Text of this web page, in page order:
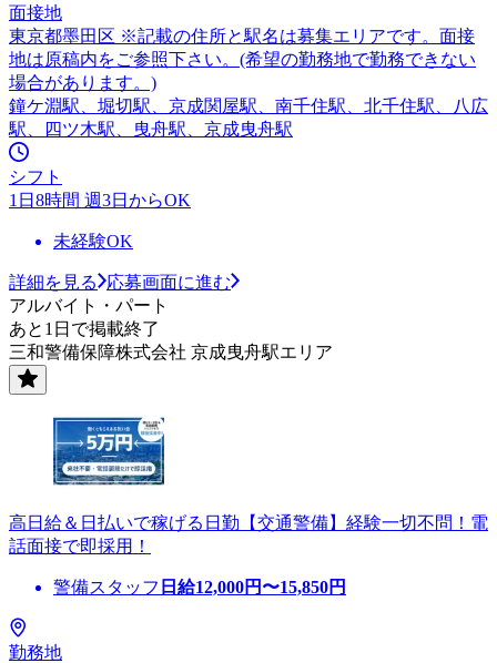
面接地
東京都墨田区 ※記載の住所と駅名は募集エリアです。面接
地は原稿内をご参照下さい。(希望の勤務地で勤務できない
場合があります。)
鐘ケ淵駅、堀切駅、京成関屋駅、南千住駅、北千住駅、八広
駅、四ツ木駅、曳舟駅、京成曳舟駅
シフト
1日8時間 週3日からOK
未経験OK
詳細を見る
応募画面に進む
アルバイト・パート
あと1日で掲載終了
三和警備保障株式会社 京成曳舟駅エリア
高日給＆日払いで稼げる日勤【交通警備】経験一切不問！電
話面接で即採用！
警備スタッフ 日給12,000円〜15,850円
勤務地